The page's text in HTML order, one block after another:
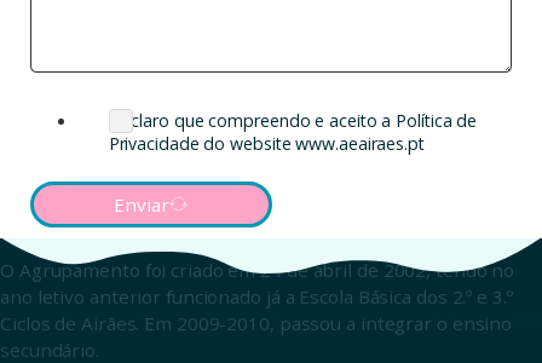
Declaro que compreendo e aceito a Política de
Privacidade do website www.aeairaes.pt
Enviar
O Agrupamento foi criado em 24 de abril de 2002, tendo no
ano letivo anterior funcionado já a Escola Básica dos 2.º e 3.º
Ciclos de Airães. Em 2009-2010, passou a integrar o ensino
secundário.